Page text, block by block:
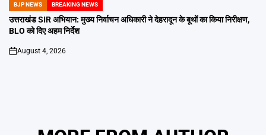
POSTED
IN
BJP NEWS BREAKING NEWS
उत्तराखंड SIR अभियान: मुख्य निर्वाचन अधिकारी ने देहरादून के बूथों का किया निरीक्षण,
BLO को दिए अहम निर्देश
on
August 4, 2026